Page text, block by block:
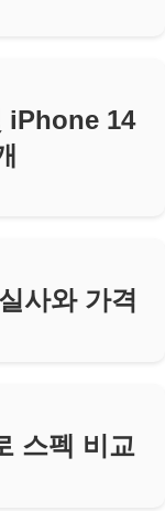
iPhone 14
사와 가격
스펙 비교